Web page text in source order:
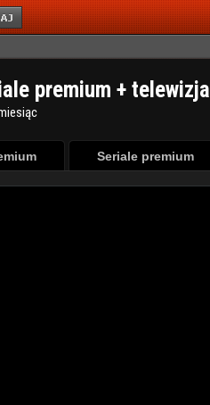
premium + telewizja
Seriale premium